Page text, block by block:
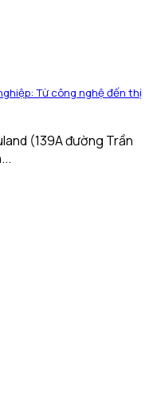
Từ công nghệ đến thị
(139A đường Trần